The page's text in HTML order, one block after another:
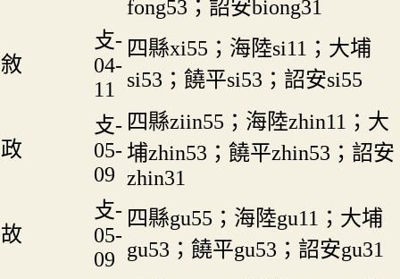
fong53；詔安biong31
敘
攴-
04-
11
四縣xi55；海陸si11；大埔
si53；饒平si53；詔安si55
政
攴-
05-
09
四縣ziin55；海陸zhin11；大
埔zhin53；饒平zhin53；詔安
zhin31
故
攴-
05-
09
四縣gu55；海陸gu11；大埔
gu53；饒平gu53；詔安gu31